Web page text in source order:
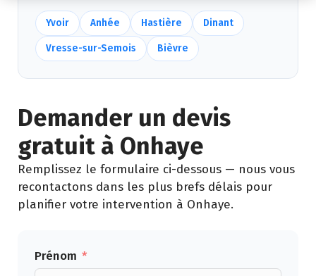
Yvoir Anhée Hastière Dinant
Vresse-sur-Semois Bièvre
Demander un devis
gratuit à Onhaye
Remplissez le formulaire ci-dessous — nous vous
recontactons dans les plus brefs délais pour
planifier votre intervention à Onhaye.
Prénom